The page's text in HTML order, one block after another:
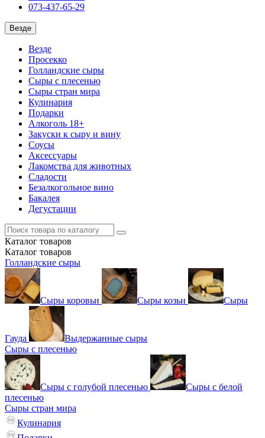
073-437-65-29
Везде
Везде
Просекко
Голландские сыры
Сыры с плесенью
Сыры стран мира
Кулинария
Подарки
Алкоголь 18+
Закуски к сыру и вину
Соусы
Аксессуары
Лакомства для животных
Сладости
Безалкогольное вино
Бакалея
Дегустации
Каталог товаров
Каталог товаров
Голландские сыры
Сыры коровьи Сыры козьи Сыры
Гауда
Выдержанные сыры
Сыры с плесенью
Сыры с голубой плесенью
Сыры с белой
плесенью
Сыры стран мира
Кулинария